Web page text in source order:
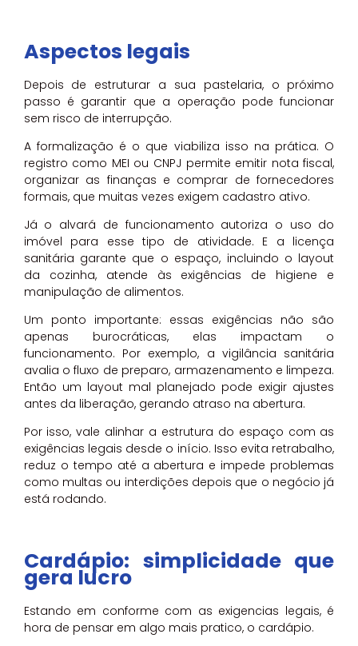
Aspectos legais
Depois de estruturar a sua pastelaria, o próximo
passo é garantir que a operação pode funcionar
sem risco de interrupção.
A formalização é o que viabiliza isso na prática. O
registro como MEI ou CNPJ permite emitir nota fiscal,
organizar as finanças e comprar de fornecedores
formais, que muitas vezes exigem cadastro ativo.
Já o alvará de funcionamento autoriza o uso do
imóvel para esse tipo de atividade. E a licença
sanitária garante que o espaço, incluindo o layout
da cozinha, atende às exigências de higiene e
manipulação de alimentos.
Um ponto importante: essas exigências não são
apenas burocráticas, elas impactam o
funcionamento. Por exemplo, a vigilância sanitária
avalia o fluxo de preparo, armazenamento e limpeza.
Então um layout mal planejado pode exigir ajustes
antes da liberação, gerando atraso na abertura.
Por isso, vale alinhar a estrutura do espaço com as
exigências legais desde o início. Isso evita retrabalho,
reduz o tempo até a abertura e impede problemas
como multas ou interdições depois que o negócio já
está rodando.
Cardápio: simplicidade que
gera lucro
Estando em conforme com as exigencias legais, é
hora de pensar em algo mais pratico, o cardápio.